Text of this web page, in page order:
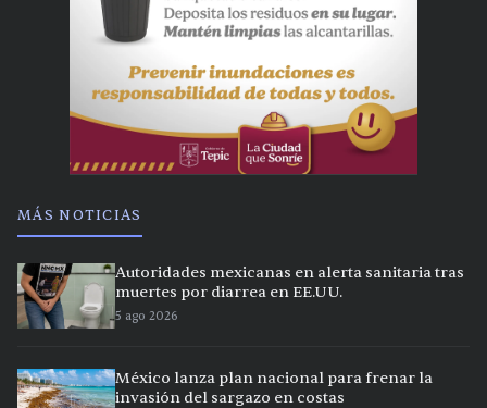
MÁS NOTICIAS
Autoridades mexicanas en alerta sanitaria tras
muertes por diarrea en EE.UU.
5 ago 2026
México lanza plan nacional para frenar la
invasión del sargazo en costas